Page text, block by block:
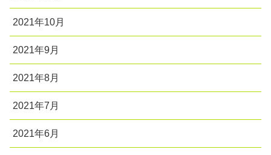
2021年10月
2021年9月
2021年8月
2021年7月
2021年6月